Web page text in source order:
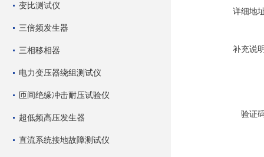
变比测试仪
三倍频发生器
三相移相器
电力变压器绕组测试仪
匝间绝缘冲击耐压试验仪
超低频高压发生器
直流系统接地故障测试仪
详细地
补充说
验证